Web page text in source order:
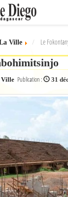
Ville Le
Ville Publication : 31